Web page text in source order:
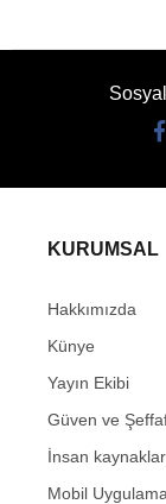
KURUMSAL
Hakkımızda
Künye
Yayın Ekibi
Güven ve
İnsan
Mobil Uygulama